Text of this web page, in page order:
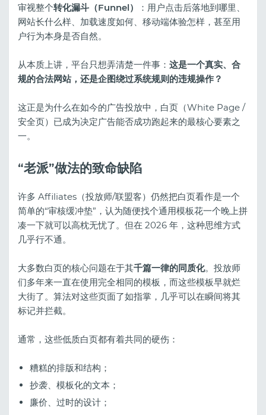
审视整个转化漏斗（Funnel）
：用户点击后落地到哪里、
网站长什么样、加载速度如何、移动端体验怎样，甚至用
户行为本身是否自然。
从本质上讲，平台只想弄清楚一件事： 这是一个真实、合
规的合法网站，还是企图绕过系统规则的违规操作？
这正是为什么在如今的广告投放中，白页（White Page /
安全页）已成为决定广告能否成功跑起来的最核心要素之
一。
“老派”做法的致命缺陷
许多 Affiliates（投放师/联盟客）仍然把白页看作是一个
简单的“审核缓冲垫”，认为随便找个通用模板花一个晚上拼
凑一下就可以高枕无忧了。但在 2026 年，这种思维方式
几乎行不通。
大多数白页的核心问题在于其千篇一律的同质化。投放师
们多年来一直在使用完全相同的模板，而这些模板早就烂
大街了。算法对这些页面了如指掌，几乎可以在瞬间将其
标记并拦截。
通常，这些低质白页都有着共同的硬伤：
糟糕的排版和结构；
抄袭、模板化的文本；
廉价、过时的设计；